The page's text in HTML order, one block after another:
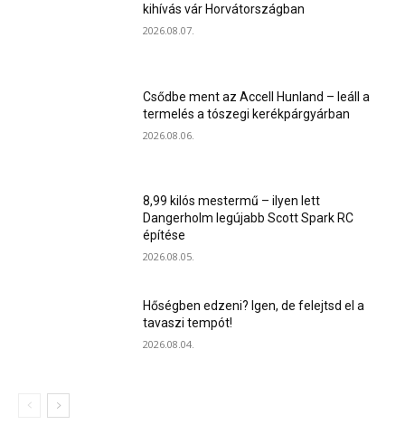
kihívás vár Horvátországban
2026.08.07.
Csődbe ment az Accell Hunland – leáll a
termelés a tószegi kerékpárgyárban
2026.08.06.
8,99 kilós mestermű – ilyen lett
Dangerholm legújabb Scott Spark RC
építése
2026.08.05.
Hőségben edzeni? Igen, de felejtsd el a
tavaszi tempót!
2026.08.04.